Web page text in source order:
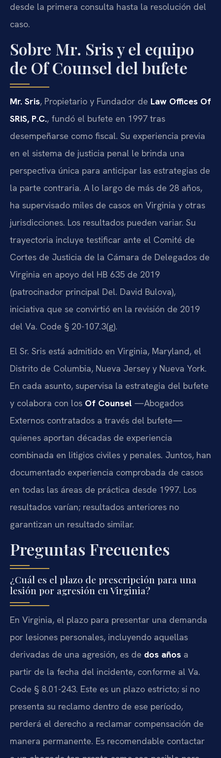
desde la primera consulta hasta la resolución del
caso.
Sobre Mr. Sris y el equipo
de Of Counsel del bufete
Mr. Sris, Propietario y Fundador de Law Offices Of
SRIS, P.C., fundó el bufete en 1997 tras
desempeñarse como fiscal. Su experiencia previa
en el sistema de justicia penal le brinda una
perspectiva única para anticipar las estrategias de
la parte contraria. A lo largo de más de 28 años,
ha supervisado miles de casos en Virginia y otras
jurisdicciones. Los resultados pueden variar. Su
trayectoria incluye testificar ante el Comité de
Cortes de Justicia de la Cámara de Delegados de
Virginia en apoyo del HB 635 de 2019
(patrocinador principal Del. David Bulova),
iniciativa que se convirtió en la revisión de 2019
del Va. Code § 20-107.3(g).
El Sr. Sris está admitido en Virginia, Maryland, el
Distrito de Columbia, Nueva Jersey y Nueva York.
En cada asunto, supervisa la estrategia del bufete
y colabora con los Of Counsel —Abogados
Externos contratados a través del bufete—
quienes aportan décadas de experiencia
combinada en litigios civiles y penales. Juntos, han
documentado experiencia comprobada de casos
en todas las áreas de práctica desde 1997. Los
resultados varían; resultados anteriores no
garantizan un resultado similar.
Preguntas Frecuentes
¿Cuál es el plazo de prescripción para una
lesión por agresión en Virginia?
En Virginia, el plazo para presentar una demanda
por lesiones personales, incluyendo aquellas
derivadas de una agresión, es de dos años a
partir de la fecha del incidente, conforme al Va.
Code § 8.01-243. Este es un plazo estricto; si no
presenta su reclamo dentro de ese período,
perderá el derecho a reclamar compensación de
manera permanente. Es recomendable contactar